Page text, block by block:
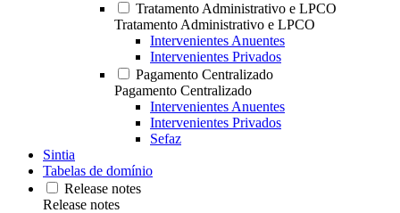
Tratamento Administrativo e LPCO
Tratamento Administrativo e LPCO
Intervenientes Anuentes
Intervenientes Privados
Pagamento Centralizado
Pagamento Centralizado
Intervenientes Anuentes
Intervenientes Privados
Sefaz
Sintia
Tabelas de domínio
Release notes
Release notes